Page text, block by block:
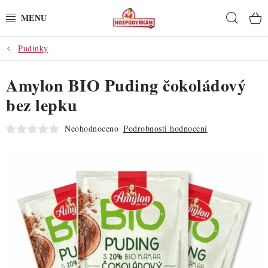
na
POTŘEBY
POMŮCKY
SUROVINY
DO KUCHYNĚ
POCHUTINY
Pudinky
Amylon BIO Puding čokoládový
bez lepku
Neohodnoceno Podrobnosti hodnocení